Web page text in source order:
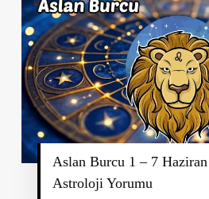
Aslan Burcu 1 – 7
Astroloji Yorumu